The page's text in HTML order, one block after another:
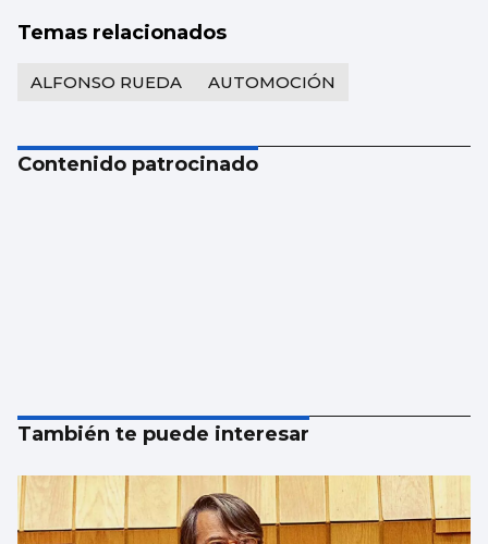
Temas relacionados
ALFONSO RUEDA AUTOMOCIÓN
Contenido patrocinado
También te puede interesar